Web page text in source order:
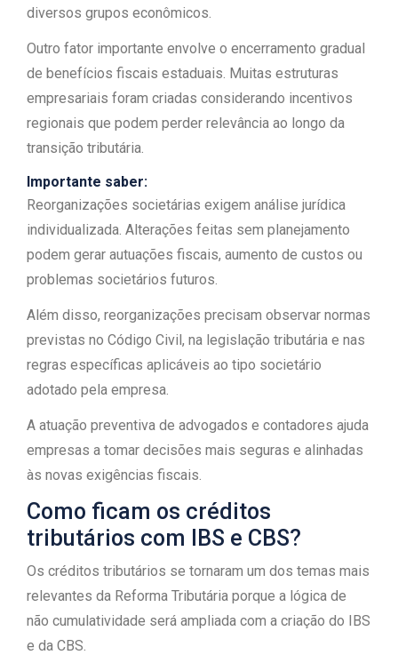
diversos grupos econômicos.
Outro fator importante envolve o encerramento gradual
de benefícios fiscais estaduais. Muitas estruturas
empresariais foram criadas considerando incentivos
regionais que podem perder relevância ao longo da
transição tributária.
Importante saber:
Reorganizações societárias exigem análise jurídica
individualizada. Alterações feitas sem planejamento
podem gerar autuações fiscais, aumento de custos ou
problemas societários futuros.
Além disso, reorganizações precisam observar normas
previstas no Código Civil, na legislação tributária e nas
regras específicas aplicáveis ao tipo societário
adotado pela empresa.
A atuação preventiva de advogados e contadores ajuda
empresas a tomar decisões mais seguras e alinhadas
às novas exigências fiscais.
Como ficam os créditos
tributários com IBS e CBS?
Os créditos tributários se tornaram um dos temas mais
relevantes da Reforma Tributária porque a lógica de
não cumulatividade será ampliada com a criação do IBS
e da CBS.